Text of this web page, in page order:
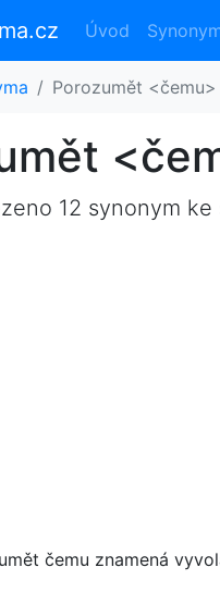
Úvod
Porozumět <čemu>
12 synonym ke
čemu znamená